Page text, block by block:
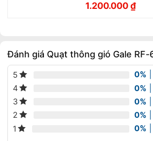
Giá
1.200.000₫
Giá
Đánh giá Quạt thông gió Gale RF-
5 0%
4
0%
3
0%
2
0%
1
0%